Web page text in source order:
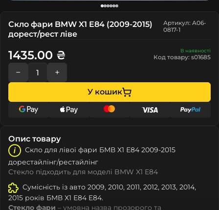
Скло фари BMW X1 E84 (2009-2015)
дорест/рест ліве
Артикул: A06-
0817-1
В наявності
Код товару: s01685
1435.00 ₴
− +
У кошик
Опис товару
Скло для лівої фари БМВ Х1 Е84 2009-2015
дорестайлінг/рестайлінг
Стекло підходить для моделі BMW X1 E84
Сумісність із авто 2009, 2010, 2011, 2012, 2013, 2014,
2015 років БМВ Х1 Е84 E84.
Стекло фари – умовна назва прозорого та